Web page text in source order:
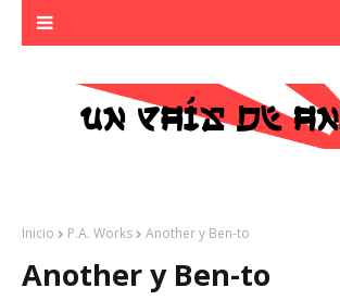
Inicio P.A. Works Another y Ben-to
Another y Ben-to